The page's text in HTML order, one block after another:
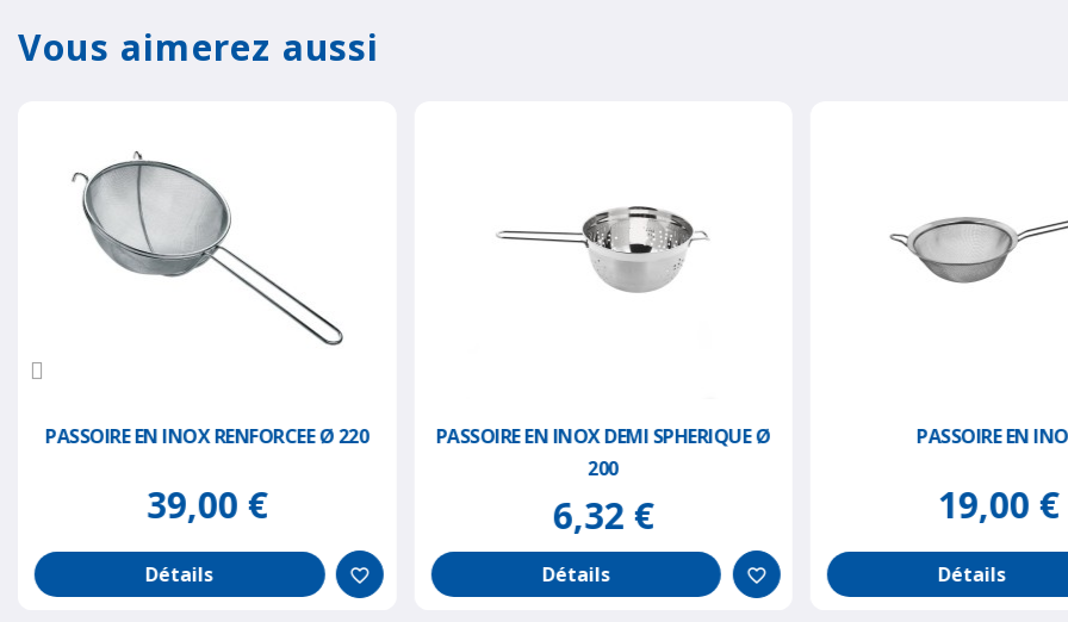
Vous aimerez aussi
PASSOIRE EN INOX RENFORCEE Ø 220
39,00 €
Détails favorite_border
PASSOIRE EN INOX DEMI SPHERIQUE Ø
200
6,32 €
Détails favorite_border
PASSOIRE EN
19,00 €
Détails